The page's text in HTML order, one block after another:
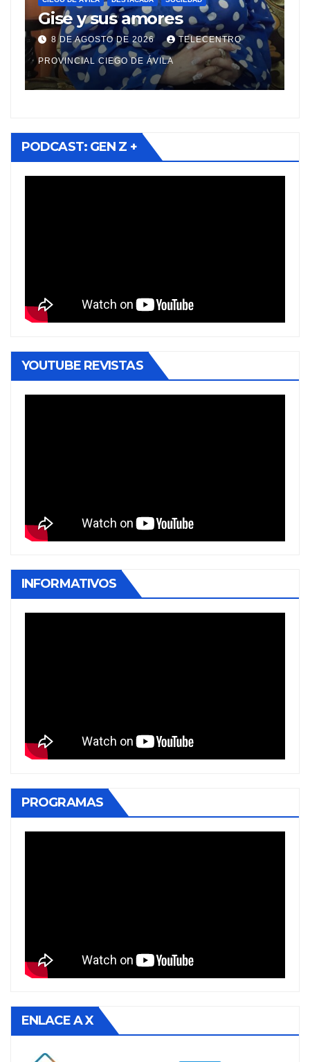
Gise y sus amores
8 DE AGOSTO DE 2026 TELECENTRO
PROVINCIAL CIEGO DE ÁVILA
PODCAST: GEN Z +
YOUTUBE REVISTAS
INFORMATIVOS
PROGRAMAS
ENLACE A X